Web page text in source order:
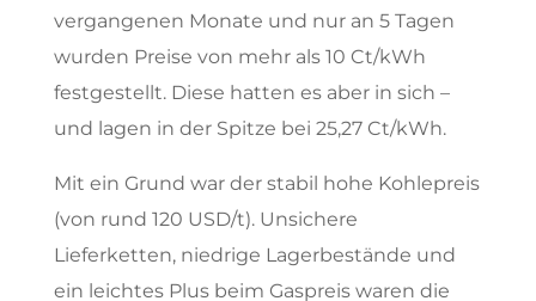
vergangenen Monate und nur an 5 Tagen
wurden Preise von mehr als 10 Ct/kWh
festgestellt. Diese hatten es aber in sich –
und lagen in der Spitze bei 25,27 Ct/kWh.
Mit ein Grund war der stabil hohe Kohlepreis
(von rund 120 USD/t). Unsichere
Lieferketten, niedrige Lagerbestände und
ein leichtes Plus beim Gaspreis waren die